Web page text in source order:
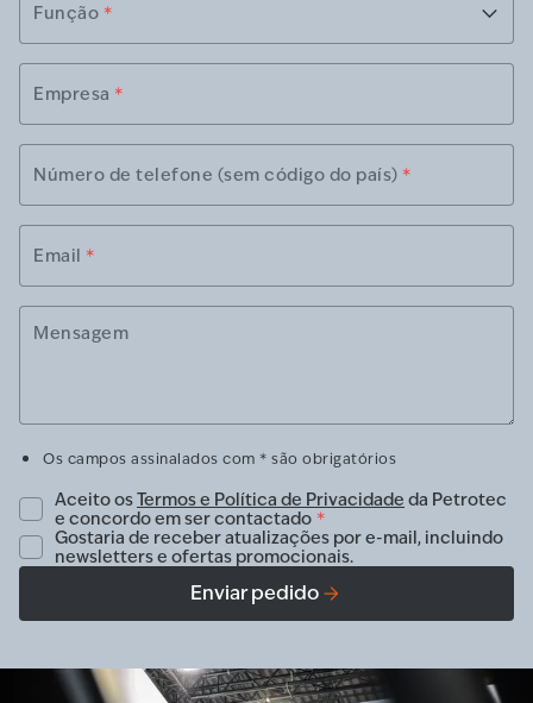
Função *
Empresa *
Número de telefone (sem código do país) *
Email *
Mensagem
Os campos assinalados com * são obrigatórios
Aceito osTermos e Política de Privacidade da Petrotec
e concordo em ser contactado *
Gostaria de receber atualizações por e-mail, incluindo
newsletters e ofertas promocionais.
Enviar pedido